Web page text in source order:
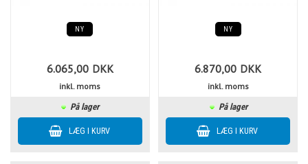
NY
6.065,00 DKK
inkl. moms
På lager
NY
6.870,00 DKK
inkl. moms
På lager